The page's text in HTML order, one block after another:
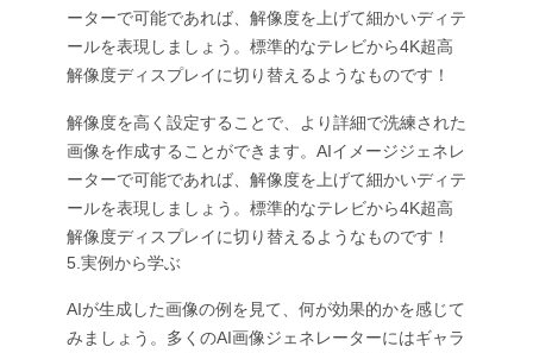
ーターで可能であれば、解像度を上げて細かいディテ
ールを表現しましょう。標準的なテレビから4K超高
解像度ディスプレイに切り替えるようなものです！
解像度を高く設定することで、より詳細で洗練された
画像を作成することができます。AIイメージジェネレ
ーターで可能であれば、解像度を上げて細かいディテ
ールを表現しましょう。標準的なテレビから4K超高
解像度ディスプレイに切り替えるようなものです！
5.実例から学ぶ
AIが生成した画像の例を見て、何が効果的かを感じて
みましょう。多くのAI画像ジェネレーターにはギャラ